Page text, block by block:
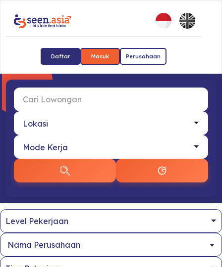
Daftar Masuk Perusahaan
Nama Perusahaan